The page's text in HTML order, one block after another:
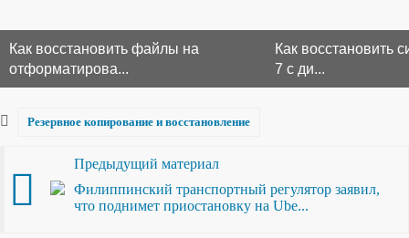
Как восстановить файлы на
отформатирова...
Как восстановить
7 c ди...
Резервное копирование и восстановление
Предыдущий материал
Филиппинский транспортный регулятор заявил,
что поднимет приостановку на Ube...